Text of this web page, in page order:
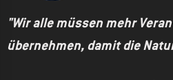
"Wir alle müssen mehr
übernehmen, damit die